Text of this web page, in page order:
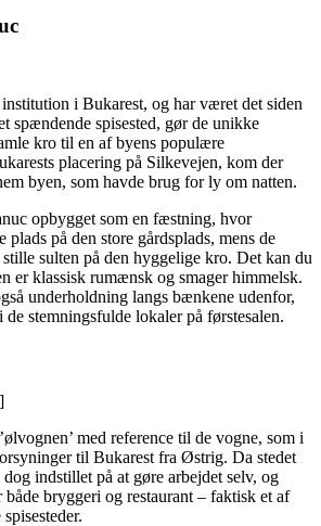
i Bukarest, og har været det siden
spændende spisested, gør de unikke
kro til en af byens populære
placering på Silkevejen, kom der
byen, som havde brug for ly om natten.
opbygget som en fæstning, hvor
plads på den store gårdsplads, mens de
stille sulten på den hyggelige kro. Det kan du
er klassisk rumænsk og smager himmelsk.
underholdning langs bænkene udenfor,
stemningsfulde lokaler på førstesalen.
med reference til de vogne, som i
til Bukarest fra Østrig. Da stedet
indstillet på at gøre arbejdet selv, og
både bryggeri og restaurant – faktisk et af